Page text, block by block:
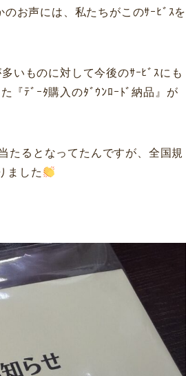
お声には、私たちがこのｻｰﾋﾞｽを
いものに対して今後のｻｰﾋﾞｽにも
『ﾃﾞｰﾀ購入のﾀﾞｳﾝﾛｰﾄﾞ納品』が
たるとなってたんですが、全国規
ました